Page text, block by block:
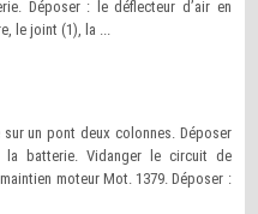
Déposer : le déflecteur d’air en
le joint (1), la ...
sur un pont deux colonnes. Déposer
la batterie. Vidanger le circuit de
moteur Mot. 1379. Déposer :